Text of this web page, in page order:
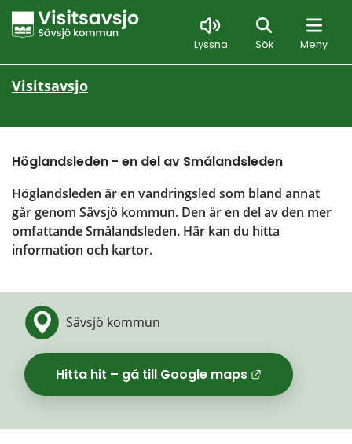
Lyssna Sök Meny
Sök
Visitsavsjo
Höglandsleden - en del av Smålandsleden
Höglandsleden är en vandringsled som bland annat
går genom Sävsjö kommun. Den är en del av den mer
omfattande Smålandsleden. Här kan du hitta
information och kartor.
Sävsjö kommun
Hitta hit – gå till Google maps